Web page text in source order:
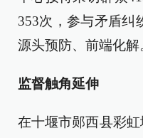
353次，参与矛盾纠
源头预防、前端化解
监督触角延伸
在十堰市郧西县彩